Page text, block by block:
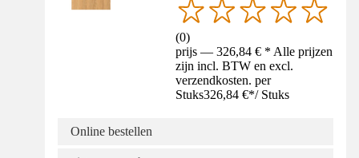
(0)
prijs — 326,84 € * Alle prijzen
zijn incl. BTW en excl.
verzendkosten. per
Stuks326,84 €*/ Stuks
Online bestellen